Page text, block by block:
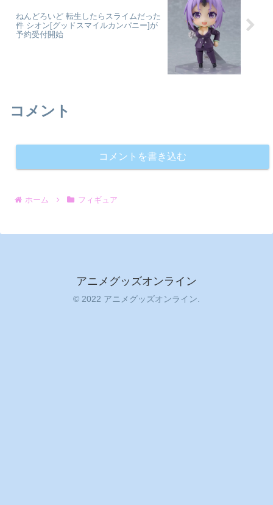
ねんどろいど 転生したらスライムだった
件 シオン[グッドスマイルカンパニー]が
予約受付開始
コメント
コメントを書き込む
ホーム フィギュア
アニメグッズオンライン
© 2022 アニメグッズオンライン.